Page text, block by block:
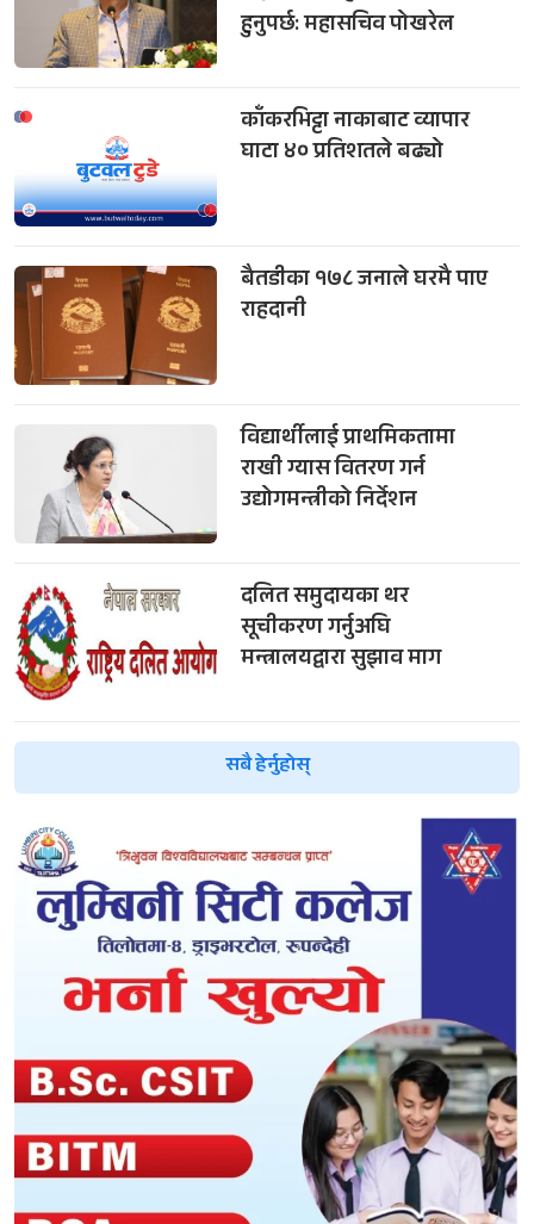
हुनुपर्छ: महासचिव पोखरेल
काँकरभिट्टा नाकाबाट व्यापार
घाटा ४० प्रतिशतले बढ्यो
बैतडीका १७८ जनाले घरमै पाए
राहदानी
विद्यार्थीलाई प्राथमिकतामा
राखी ग्यास वितरण गर्न
उद्योगमन्त्रीको निर्देशन
दलित समुदायका थर
सूचीकरण गर्नुअघि
मन्त्रालयद्वारा सुझाव माग
सबै हेर्नुहोस्